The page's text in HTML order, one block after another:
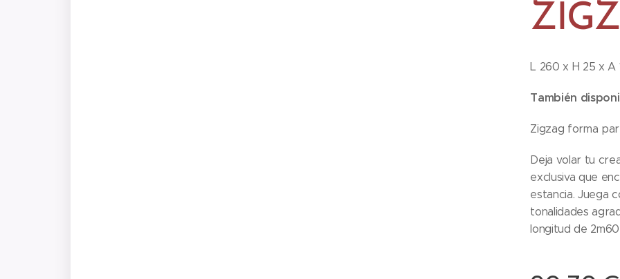
L 260 x H 25 x A
También
Zigzag forma
Deja volar tu
exclusiva que
estancia. Juega
tonalidades
longitud de 2m60